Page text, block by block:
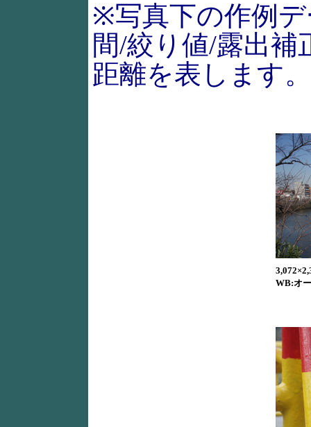
※写真下の作例
間/絞り値/露出補
距離を表します。
WB:オ